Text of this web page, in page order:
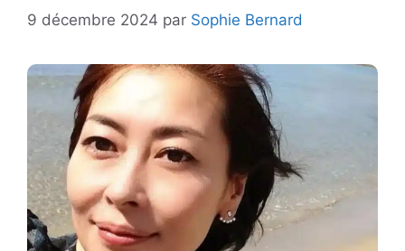
9 décembre 2024 par Sophie Bernard